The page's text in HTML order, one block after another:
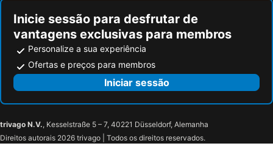
Inicie sessão para desfrutar de
vantagens exclusivas para membros
Personalize a sua experiência
Ofertas e preços para membros
Iniciar sessão
trivago N.V., Kesselstraße 5 – 7, 40221 Düsseldorf, Alemanha
Direitos autorais 2026 trivago | Todos os direitos reservados.